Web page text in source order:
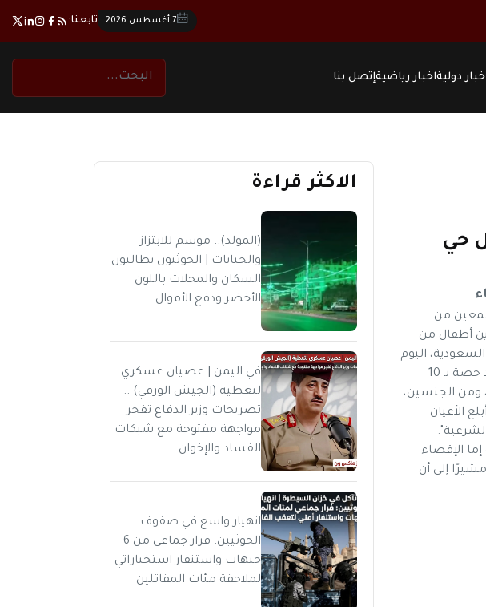
7 أغسطس 2026 تابعنا:
دوليةاخبار رياضيةإتصل بنا
من كل حي
من
10 مديريات في أمانة العاصمة، بضرورة تجنيد كل حي 10 مجندين أطفال من
اليوم
الثلاثاء، أن أمين العاصمة حمود عباد، اجتمع ليلة أول أمس، بممثلي أحياء العاصمة اليمينة، وحدد حصة بـ 10
ومن الجنسين،
الأعيان
الإقصاء
إلى أن
الاكثر قراءة
(المولد).. موسم للابتزاز
والجبايات | الحوثيون يطالبون
السكان والمحلات باللون
الأخضر ودفع الأموال
في اليمن | عصيان عسكري
لتغطية (الجيش الورقي) ..
تصريحات وزير الدفاع تفجر
مواجهة مفتوحة مع شبكات
الفساد والإخوان
انهيار واسع في صفوف
الحوثيين: فرار جماعي من 6
جبهات واستنفار استخباراتي
لملاحقة مئات المقاتلين